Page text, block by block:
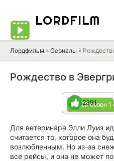
LORDFILM
Лордфильм » Сериалы »
Рождество в
2020 сезон 1
2391
Для ветеринара Элли Луиз
считается то, которое она
возлюбленным. Но из-за
все рейсы, и она не может